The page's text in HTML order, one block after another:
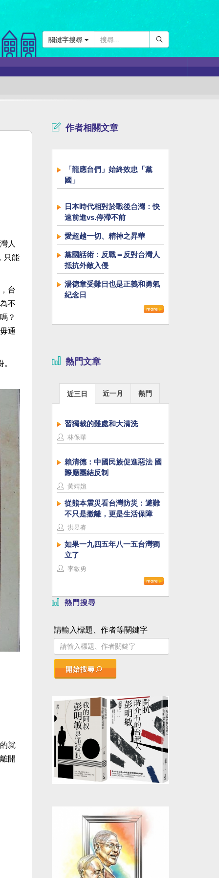
關鍵字搜尋
人
只能
台
不
？
通
就
開
作者相關文章
「龍應台們」始終效忠「黨
國」
日本時代相對於戰後台灣：快
速前進vs.停滯不前
愛超越一切、精神之昇華
黨國話術：反戰＝反對台灣人
抵抗外敵入侵
湯德章受難日也是正義和勇氣
紀念日
熱門文章
近三日 近一月 熱門
習獨裁的難處和大清洗
林保華
賴清德：中國民族促進惡法 國
際應團結反制
黃靖媗
從熊本震災看台灣防災：避難
不只是撤離，更是生活保障
洪昱睿
如果一九四五年八一五台灣獨
立了
李敏勇
熱門搜尋
請輸入標題、作者等關鍵字
開始搜尋